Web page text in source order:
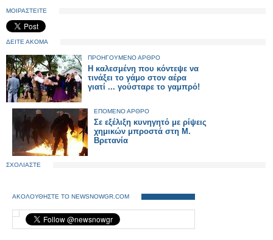
ΜΟΙΡΑΣΤΕΙΤΕ
ΔΕΙΤΕ ΑΚΟΜΑ
ΠΡΟΗΓΟΥΜΕΝΟ ΑΡΘΡΟ
Η καλεσμένη που κόντεψε να
τινάξει το γάμο στον αέρα
γιατί ... γούσταρε το γαμπρό!
ΕΠΟΜΕΝΟ ΑΡΘΡΟ
Σε εξέλιξη κυνηγητό με ρίψεις
χημικών μπροστά στη Μ.
Βρετανία
ΣΧΟΛΙΑΣΤΕ
ΑΚΟΛΟΥΘΗΣΤΕ ΤΟ NEWSNOWGR.COM